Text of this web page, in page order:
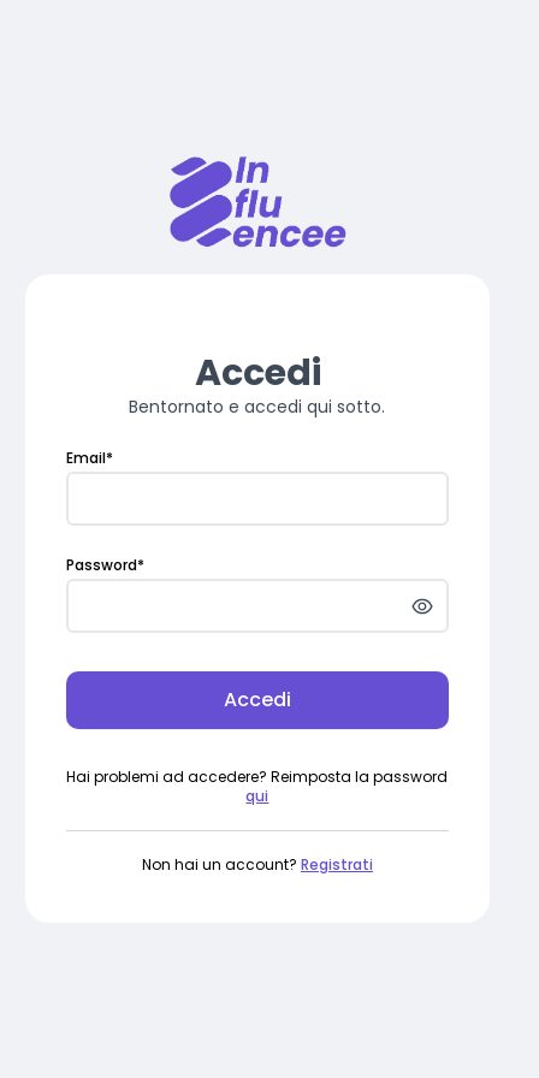
Accedi
Bentornato e accedi qui sotto.
Email*
Password*
Accedi
Hai problemi ad accedere? Reimposta la password
qui
Non hai un account? Registrati